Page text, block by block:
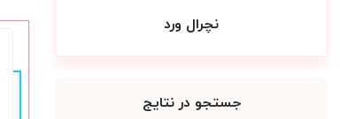
نچرال ورد
جستجو در نتایج